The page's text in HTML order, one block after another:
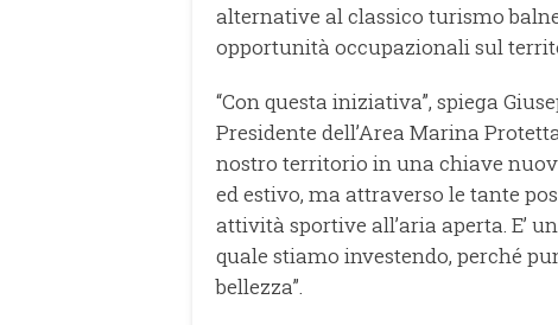
alternative al classico turismo
opportunità occupazionali sul
“Con questa iniziativa”, spiega
Presidente dell’Area Marina
nostro territorio in una chiave
ed estivo, ma attraverso le tante
attività sportive all’aria aperta. E’
quale stiamo investendo, perché
bellezza”.